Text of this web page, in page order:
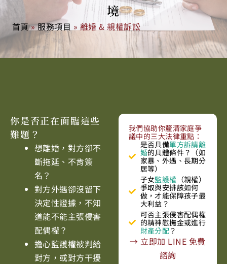
境
首頁»服務項目 » 離婚 & 親權訴訟
你是否正在面臨這些
難題？
想離婚，對方卻不
斷拖延、不肯簽
名？
對方外遇卻沒留下
決定性證據，不知
道能不能主張侵害
配偶權？
擔心監護權被判給
對方，或對方干擾
我們協助你釐清家庭爭
議中的三大法律重點：
是否具備單方訴請離
婚的具體條件？（如
家暴、外遇、長期分
居等）
子女監護權 （親權）
爭取與安排該如何
做，才能保障孩子最
大利益？
可否主張侵害配偶權
的精神慰撫金或進行
財產分配？
→ 立即加 LINE 免費
諮詢